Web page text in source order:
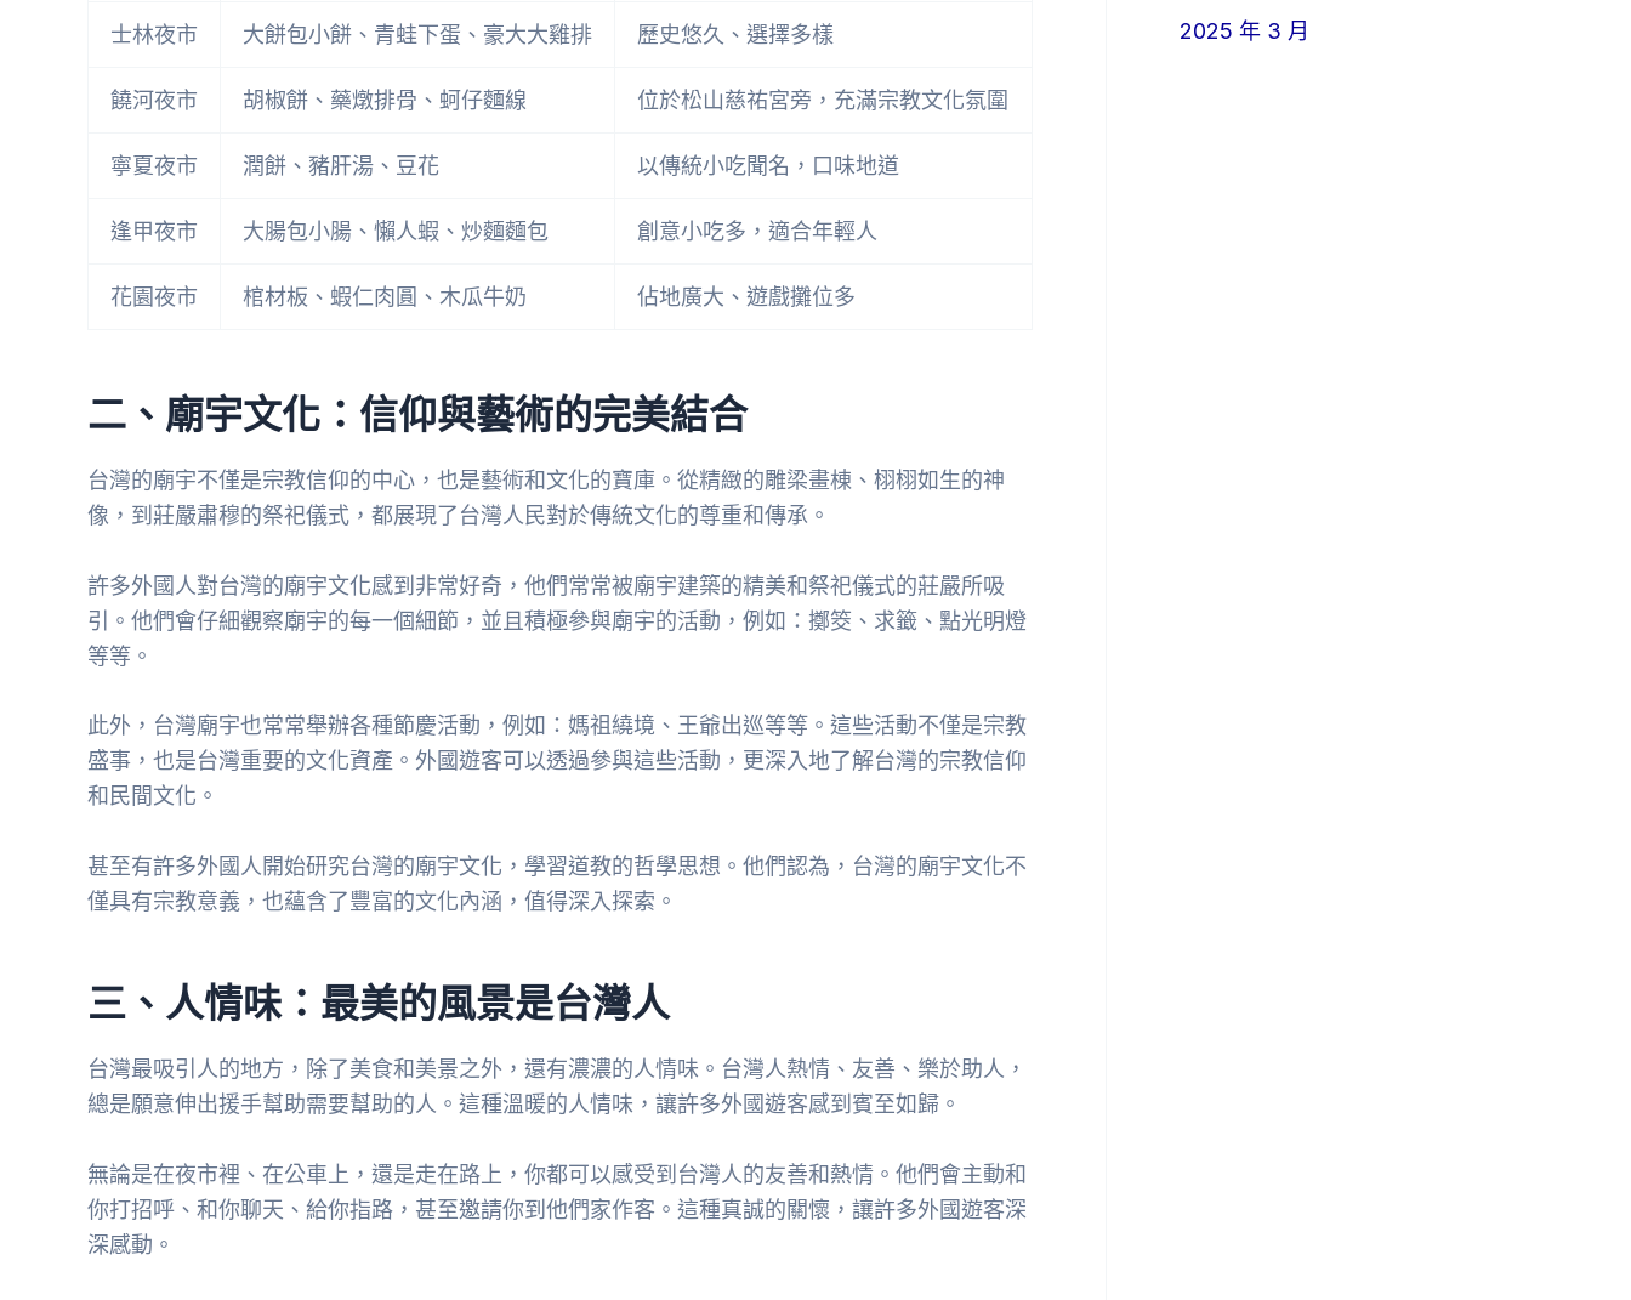
士林夜市 大餅包小餅、青蛙下蛋、豪大大雞排 歷史悠久、選擇多樣
饒河夜市 胡椒餅、藥燉排骨、蚵仔麵線 位於松山慈祐宮旁，充滿宗教文化氛圍
寧夏夜市 潤餅、豬肝湯、豆花 以傳統小吃聞名，口味地道
逢甲夜市 大腸包小腸、懶人蝦、炒麵麵包 創意小吃多，適合年輕人
花園夜市 棺材板、蝦仁肉圓、木瓜牛奶 佔地廣大、遊戲攤位多
二、廟宇文化：信仰與藝術的完美結合
台灣的廟宇不僅是宗教信仰的中心，也是藝術和文化的寶庫。從精緻的雕梁畫棟、栩栩如生的神
像，到莊嚴肅穆的祭祀儀式，都展現了台灣人民對於傳統文化的尊重和傳承。
許多外國人對台灣的廟宇文化感到非常好奇，他們常常被廟宇建築的精美和祭祀儀式的莊嚴所吸
引。他們會仔細觀察廟宇的每一個細節，並且積極參與廟宇的活動，例如：擲筊、求籤、點光明燈
等等。
此外，台灣廟宇也常常舉辦各種節慶活動，例如：媽祖繞境、王爺出巡等等。這些活動不僅是宗教
盛事，也是台灣重要的文化資產。外國遊客可以透過參與這些活動，更深入地了解台灣的宗教信仰
和民間文化。
甚至有許多外國人開始研究台灣的廟宇文化，學習道教的哲學思想。他們認為，台灣的廟宇文化不
僅具有宗教意義，也蘊含了豐富的文化內涵，值得深入探索。
三、人情味：最美的風景是台灣人
台灣最吸引人的地方，除了美食和美景之外，還有濃濃的人情味。台灣人熱情、友善、樂於助人，
總是願意伸出援手幫助需要幫助的人。這種溫暖的人情味，讓許多外國遊客感到賓至如歸。
無論是在夜市裡、在公車上，還是走在路上，你都可以感受到台灣人的友善和熱情。他們會主動和
你打招呼、和你聊天、給你指路，甚至邀請你到他們家作客。這種真誠的關懷，讓許多外國遊客深
深感動。
2025 年 3 月